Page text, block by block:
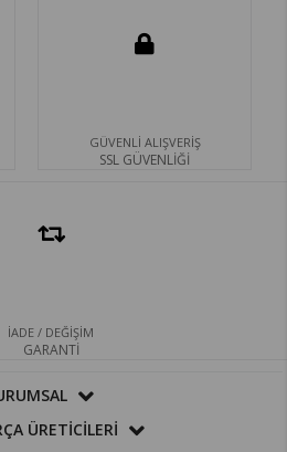
GÜVENLİ ALIŞVERİŞ
SSL GÜVENLİĞİ
İADE / DEĞİŞİM
GARANTİ
ÜRETİCİLERİ